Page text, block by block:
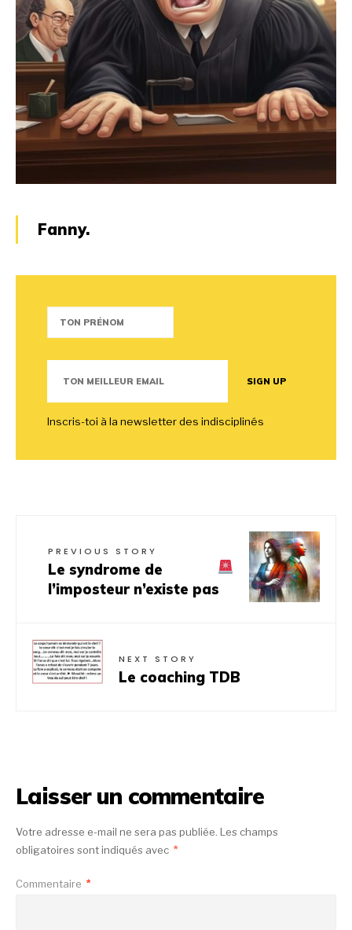
Fanny.
Inscris-toi à la newsletter des indisciplinés
PREVIOUS STORY
Le syndrome de
l’imposteur n’existe pas
NEXT STORY
Le coaching TDB
Laisser un commentaire
Votre adresse e-mail ne sera pas publiée. Les champs
obligatoires sont indiqués avec *
Commentaire *